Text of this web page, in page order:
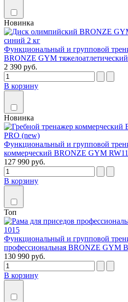
Новинка
Функциональный и групповой
BRONZE GYM
2 390 руб.
В корзину
Новинка
Функциональный и групповой
коммерческий BRONZE GYM
127 990 руб.
В корзину
Топ
Функциональный и групповой
профессиональная BRONZE GYM
130 990 руб.
В корзину